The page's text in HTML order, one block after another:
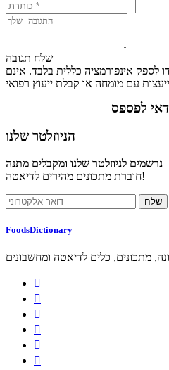
שלח תגובה
לספק אינפורמציה כללית בלבד. אינם
הניוזלטר שלנו
נרשמים לניוזלטר שלנו ומקבלים מתנה
חוברת מתכונים מהירים לדיאטה!
FoodsDictionary
מתכונים, כלים לדיאטה ומחשבונים





